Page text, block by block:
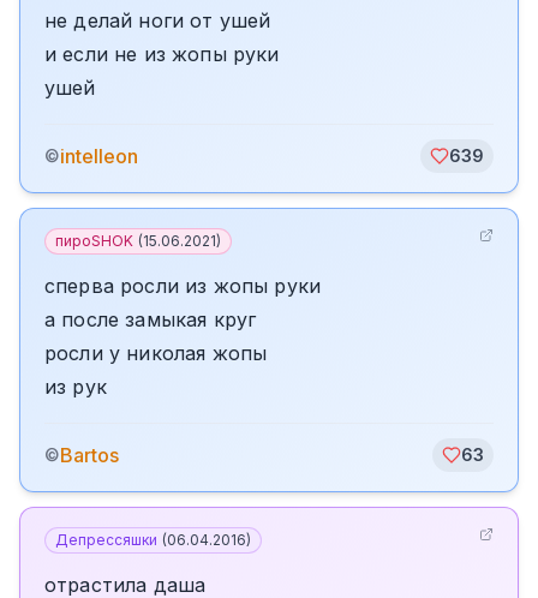
не делай ноги от ушей
и если не из жопы руки
ушей
©intelleon 639
пироSHOK (15.06.2021)
сперва росли из жопы руки
а после замыкая круг
росли у николая жопы
из рук
©Bartos 63
Депрессяшки (06.04.2016)
отрастила даша